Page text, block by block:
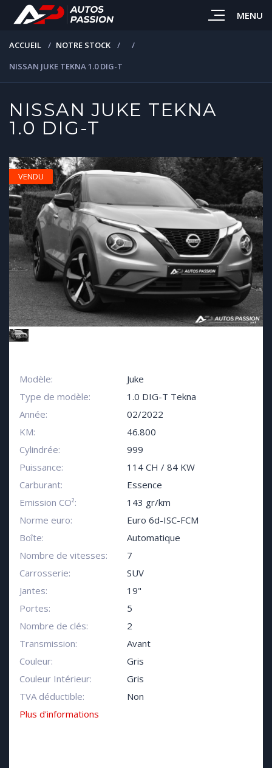
MENU
ACCUEIL
NOTRE STOCK
NISSAN JUKE TEKNA 1.0 DIG-T
NISSAN JUKE TEKNA
1.0 DIG-T
Modèle:
Juke
Type de modèle:
1.0 DIG-T Tekna
Année:
02/2022
KM:
46.800
Cylindrée:
999
Puissance:
114 CH / 84 KW
Carburant:
Essence
Emission CO²:
143 gr/km
Norme euro:
Euro 6d-ISC-FCM
Boîte:
Automatique
Nombre de vitesses:
7
Carrosserie:
SUV
Jantes:
19"
Portes:
5
Nombre de clés:
2
Transmission:
Avant
Couleur:
Gris
Couleur Intérieur:
Gris
TVA déductible:
Non
Plus d'informations
VENDU